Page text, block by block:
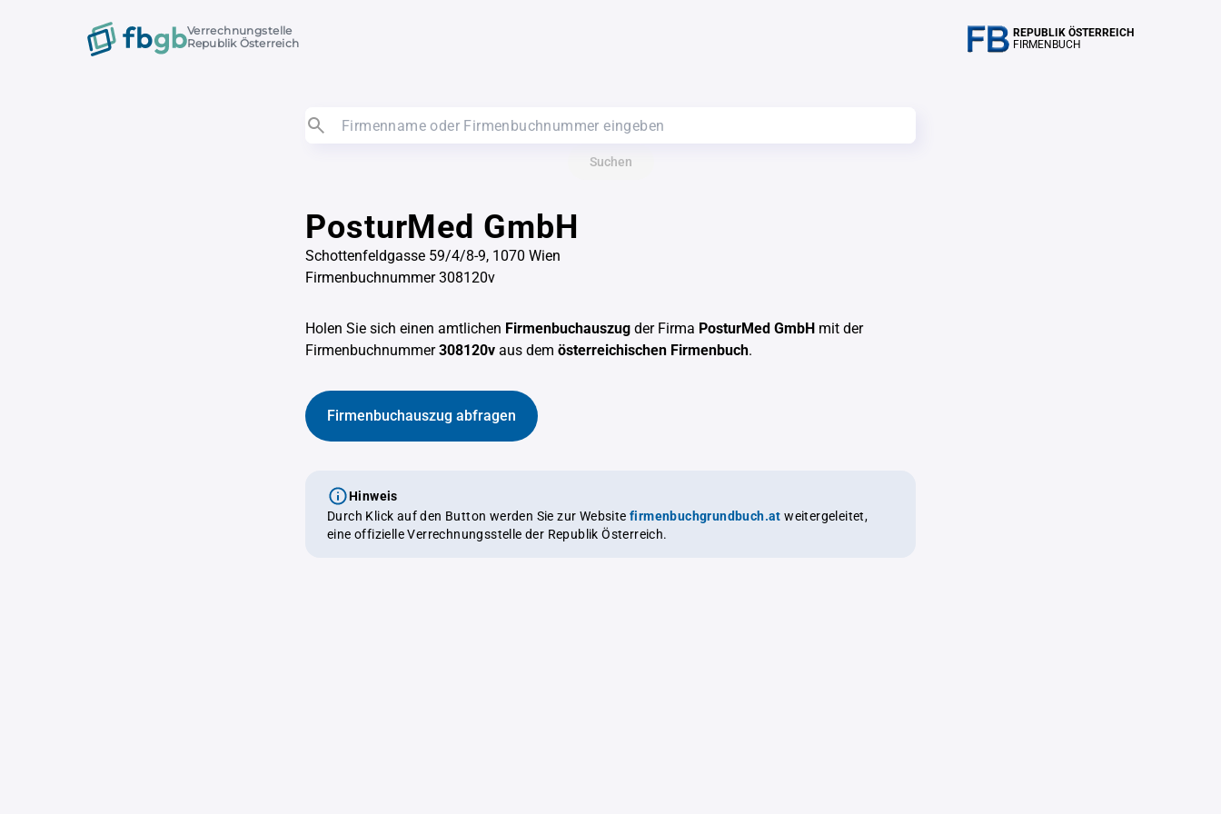
Verrechnungstelle
Republik Österreich
REPUBLIK ÖSTERREICH
FIRMENBUCH
Suchen
PosturMed GmbH
Schottenfeldgasse 59/4/8-9, 1070 Wien
Firmenbuchnummer 308120v
Holen Sie sich einen amtlichen Firmenbuchauszug der Firma PosturMed GmbH mit der
Firmenbuchnummer308120v aus dem österreichischen Firmenbuch.
Firmenbuchauszug abfragen
Hinweis
Durch Klick auf den Button werden Sie zur Website firmenbuchgrundbuch.at weitergeleitet,
eine offizielle Verrechnungsstelle der Republik Österreich.